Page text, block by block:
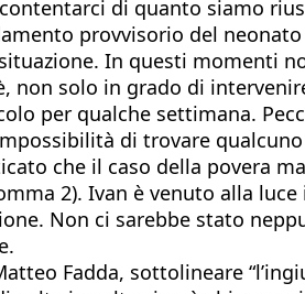
di quanto siamo
provvisorio del
In questi momenti
non solo in grado di
per qualche settimana.
di trovare
che il caso della povera
2). Ivan è venuto alla
Non ci sarebbe stato
Fadda, sottolineare